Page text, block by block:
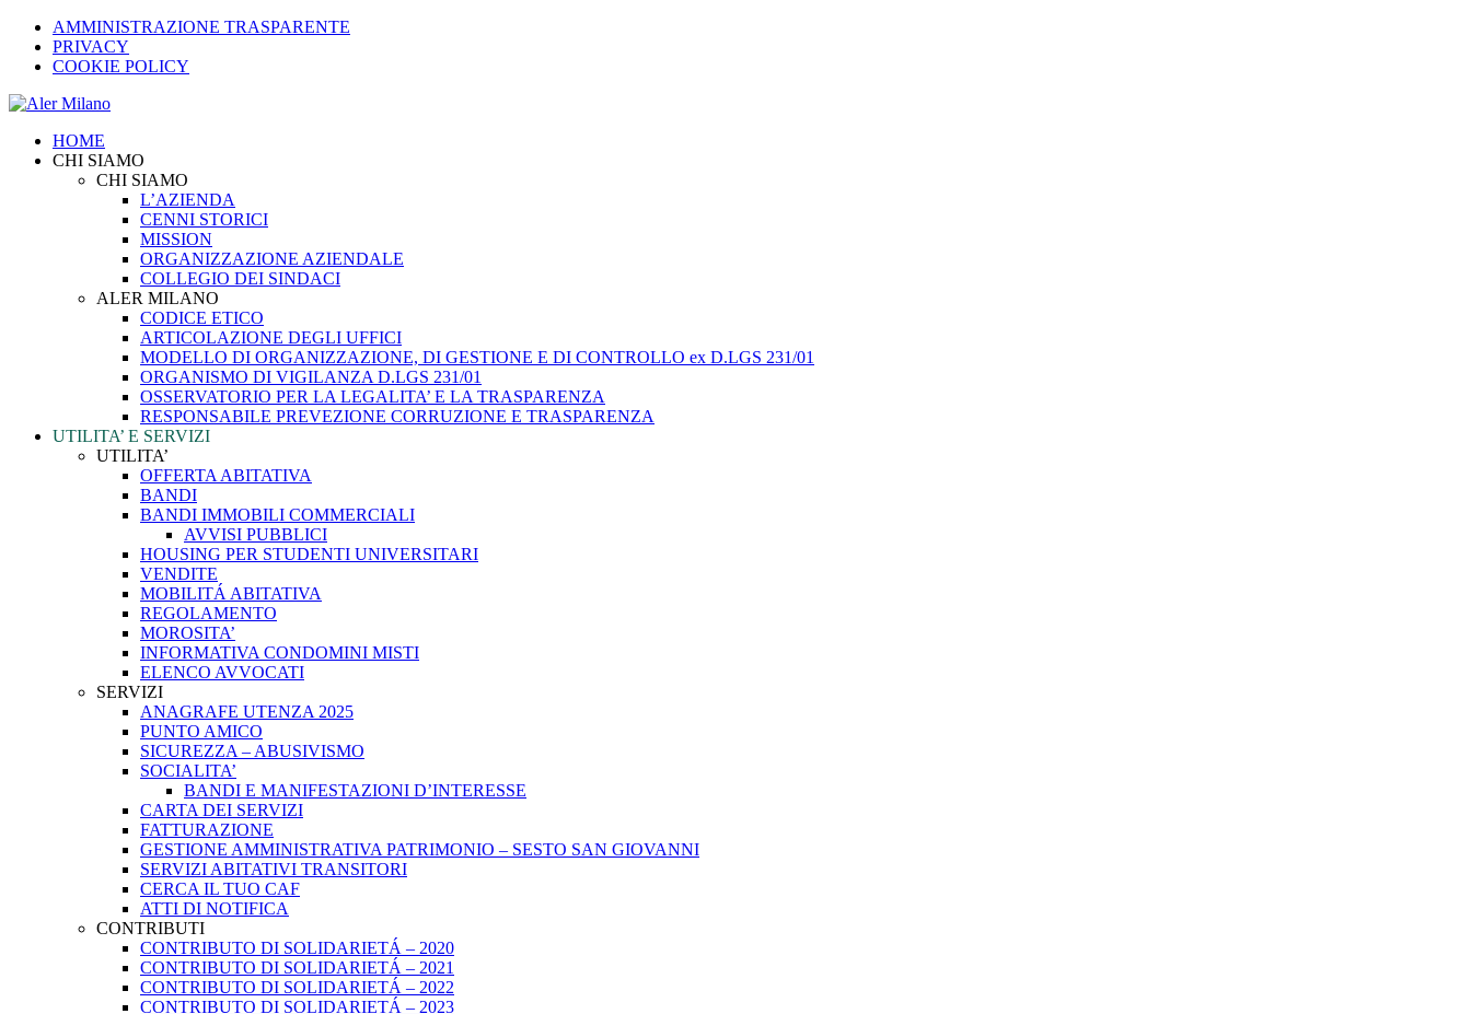
AMMINISTRAZIONE TRASPARENTE
PRIVACY
COOKIE POLICY
HOME
CHI SIAMO
CHI SIAMO
L’AZIENDA
CENNI STORICI
MISSION
ORGANIZZAZIONE AZIENDALE
COLLEGIO DEI SINDACI
ALER MILANO
CODICE ETICO
ARTICOLAZIONE DEGLI UFFICI
MODELLO DI ORGANIZZAZIONE, DI GESTIONE E DI CONTROLLO ex D.LGS 231/01
ORGANISMO DI VIGILANZA D.LGS 231/01
OSSERVATORIO PER LA LEGALITA’ E LA TRASPARENZA
RESPONSABILE PREVEZIONE CORRUZIONE E TRASPARENZA
UTILITA’ E SERVIZI
UTILITA’
OFFERTA ABITATIVA
BANDI
BANDI IMMOBILI COMMERCIALI
AVVISI PUBBLICI
HOUSING PER STUDENTI UNIVERSITARI
VENDITE
MOBILITÁ ABITATIVA
REGOLAMENTO
MOROSITA’
INFORMATIVA CONDOMINI MISTI
ELENCO AVVOCATI
SERVIZI
ANAGRAFE UTENZA 2025
PUNTO AMICO
SICUREZZA – ABUSIVISMO
SOCIALITA’
BANDI E MANIFESTAZIONI D’INTERESSE
CARTA DEI SERVIZI
FATTURAZIONE
GESTIONE AMMINISTRATIVA PATRIMONIO – SESTO SAN GIOVANNI
SERVIZI ABITATIVI TRANSITORI
CERCA IL TUO CAF
ATTI DI NOTIFICA
CONTRIBUTI
CONTRIBUTO DI SOLIDARIETÁ – 2020
CONTRIBUTO DI SOLIDARIETÁ – 2021
CONTRIBUTO DI SOLIDARIETÁ – 2022
CONTRIBUTO DI SOLIDARIETÁ – 2023